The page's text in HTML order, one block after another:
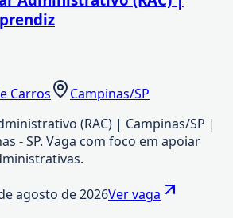
Carros
Campinas/SP
(RAC) | Campinas/SP |
- SP. Vaga com foco em apoiar
agosto de 2026Ver vaga